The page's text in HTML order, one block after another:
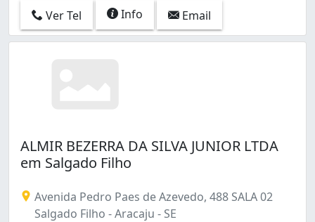
Ver Tel Info Email
ALMIR BEZERRA DA SILVA JUNIOR LTDA
em Salgado Filho
Avenida Pedro Paes de Azevedo, 488 SALA 02
Salgado Filho - Aracaju - SE